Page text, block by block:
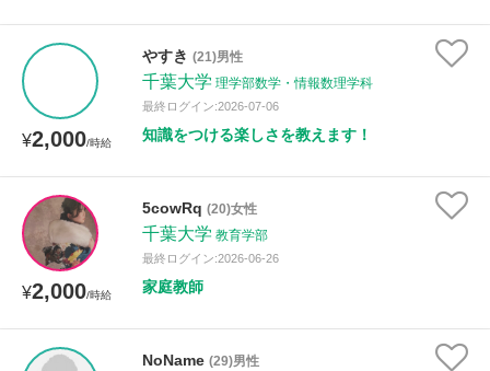
¥2,000/時給
やすき (21)男性
千葉大学 理学部数学・情報数理学科
最終ログイン:2026-07-06
知識をつける楽しさを教えます！
¥2,000/時給
5cowRq (20)女性
千葉大学 教育学部
最終ログイン:2026-06-26
家庭教師
NoName (29)男性